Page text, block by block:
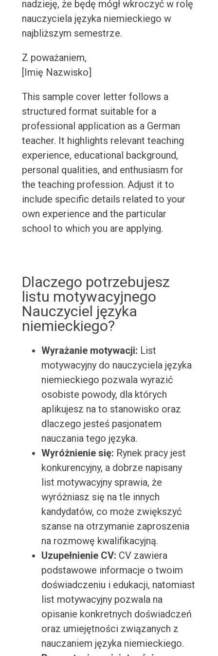
nadzieję, że będę mógł wkroczyć w rolę
nauczyciela języka niemieckiego w
najbliższym semestrze.
Z poważaniem,
[Imię Nazwisko]
This sample cover letter follows a
structured format suitable for a
professional application as a German
teacher. It highlights relevant teaching
experience, educational background,
personal qualities, and enthusiasm for
the teaching profession. Adjust it to
include specific details related to your
own experience and the particular
school to which you are applying.
Dlaczego potrzebujesz
listu motywacyjnego
Nauczyciel języka
niemieckiego?
Wyrażanie motywacji: List
motywacyjny do nauczyciela języka
niemieckiego pozwala wyrazić
osobiste powody, dla których
aplikujesz na to stanowisko oraz
dlaczego jesteś pasjonatem
nauczania tego języka.
Wyróżnienie się: Rynek pracy jest
konkurencyjny, a dobrze napisany
list motywacyjny sprawia, że
wyróżniasz się na tle innych
kandydatów, co może zwiększyć
szanse na otrzymanie zaproszenia
na rozmowę kwalifikacyjną.
Uzupełnienie CV: CV zawiera
podstawowe informacje o twoim
doświadczeniu i edukacji, natomiast
list motywacyjny pozwala na
opisanie konkretnych doświadczeń
oraz umiejętności związanych z
nauczaniem języka niemieckiego.